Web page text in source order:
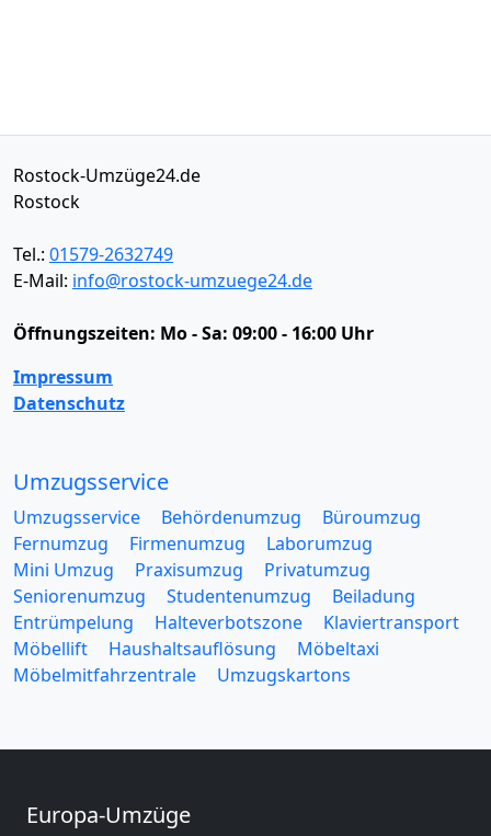
Rostock-Umzüge24.de
Rostock
Tel.: 01579-2632749
E-Mail: info@rostock-umzuege24.de
Öffnungszeiten: Mo - Sa: 09:00 - 16:00 Uhr
Impressum
Datenschutz
Umzugsservice
Umzugsservice Behördenumzug
Büroumzug
Fernumzug
Firmenumzug
Laborumzug
Mini Umzug
Praxisumzug
Privatumzug
Seniorenumzug
Studentenumzug
Beiladung
Entrümpelung
Halteverbotszone
Klaviertransport
Möbellift
Haushaltsauflösung
Möbeltaxi
Möbelmitfahrzentrale
Umzugskartons
Europa-Umzüge